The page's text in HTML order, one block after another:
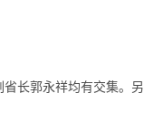
长郭永祥均有交集。另